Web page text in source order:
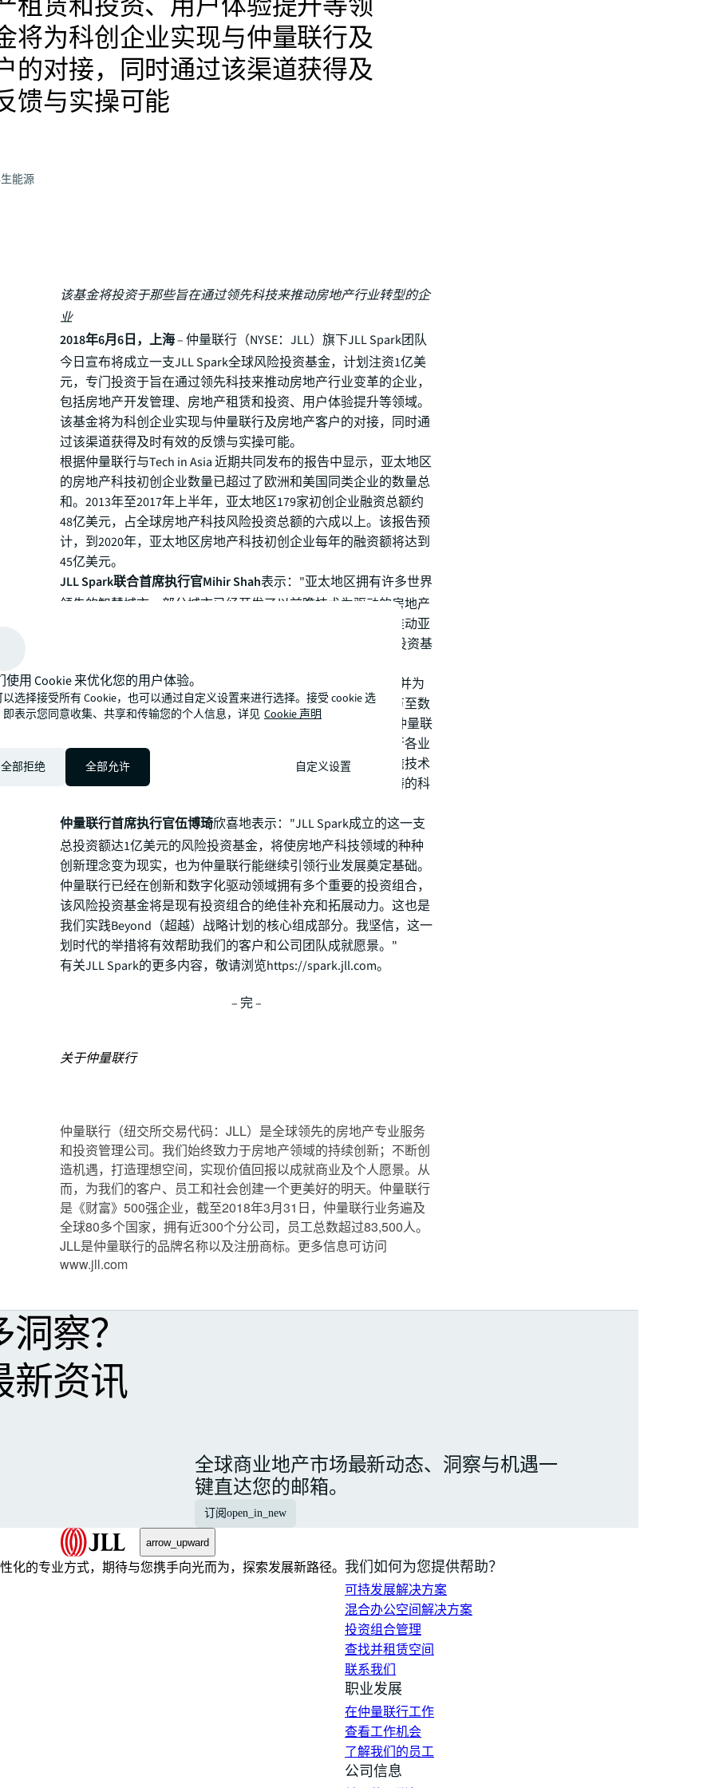
将为科创企业实现与仲量联行及
的对接，同时通过该渠道获得及
馈与实操可能
能源
该基金将投资于那些旨在通过领先科技来推动房地产行业转型的企
业
2018年6月6日，上海– 仲量联行（NYSE：JLL）旗下JLL Spark团队
今日宣布将成立一支JLL Spark全球风险投资基金，计划注资1亿美
元，专门投资于旨在通过领先科技来推动房地产行业变革的企业，
包括房地产开发管理、房地产租赁和投资、用户体验提升等领域。
该基金将为科创企业实现与仲量联行及房地产客户的对接，同时通
过该渠道获得及时有效的反馈与实操可能。
根据仲量联行与Tech in Asia 近期共同发布的报告中显示，亚太地区
的房地产科技初创企业数量已超过了欧洲和美国同类企业的数量总
和。2013年至2017年上半年，亚太地区179家初创企业融资总额约
48亿美元，占全球房地产科技风险投资总额的六成以上。该报告预
计，到2020年，亚太地区房地产科技初创企业每年的融资额将达到
45亿美元。
JLL Spark联合首席执行官Mihir Shah表示："亚太地区拥有许多世界
领先的智慧城市，部分城市已经开发了以前瞻技术为驱动的房地产
工具。仲量联行致力于培育新一代房地产科技初创企业，并推动亚
太地区作为房地产科技创新中心的地位。JLL Spark全球风险投资基
该全球风险基金将主要为目标项目提供种子投资和A轮投资，并为
部分项目提供后期几轮投资。每个项目的投资规模将从数十万至数
百万美元不等。JLL Spark投资的目标科技类初创企业需能为仲量联
行所服务的投资者和企业客户提供商业价值；或助力仲量联行各业
务部门进一步为客户提升服务效率和体验。另外，对于以前瞻技术
驱动颠覆传统房地产商业模式，或助力仲量联行拓展服务范畴的科
仲量联行首席执行官伍博琦欣喜地表示："JLL Spark成立的这一支
总投资额达1亿美元的风险投资基金，将使房地产科技领域的种种
创新理念变为现实，也为仲量联行能继续引领行业发展奠定基础。
仲量联行已经在创新和数字化驱动领域拥有多个重要的投资组合，
该风险投资基金将是现有投资组合的绝佳补充和拓展动力。这也是
我们实践Beyond（超越）战略计划的核心组成部分。我坚信，这一
划时代的举措将有效帮助我们的客户和公司团队成就愿景。"
有关JLL Spark的更多内容，敬请浏览https://spark.jll.com。
– 完 –​​​
关于仲量联行​
仲量联行（纽交所交易代码：JLL）是全球领先的房地产专业服务
和投资管理公司。我们始终致力于房地产领域的持续创新；不断创
造机遇，打造理想空间，实现价值回报以成就商业及个人愿景。从
而，为我们的客户、员工和社会创建一个更美好的明天。仲量联行
是《财富》500强企业，截至2018年3月31日，仲量联行业务遍及
全球80多个国家，拥有近300个分公司，员工总数超过83,500人。
JLL是仲量联行的品牌名称以及注册商标。更多信息可访问
www.jll.com
察？
新资讯
全球商业地产市场最新动态、洞察与机遇一
键直达您的邮箱。
订阅 open_in_new
arrow_upward
的专业方式，期待与您携手向光而为，探索发展新路径。 我们如何为您提供帮助？
可持发展解决方案
混合办公空间解决方案
投资组合管理
查找并租赁空间
联系我们
职业发展
在仲量联行工作
查看工作机会
了解我们的员工
公司信息
使用 Cookie 来优化您的用户体验。
选择接受所有 Cookie，也可以通过自定义设置来进行选择。接受 cookie 选
即表示您同意收集、共享和传输您的个人信息，详见 Cookie 声明
全部拒绝 全部允许 自定义设置